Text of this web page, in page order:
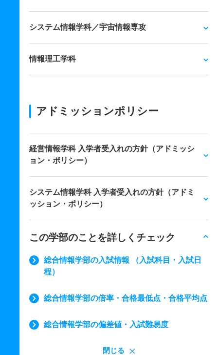
システム情報学科／宇宙情報専攻
情報理工学科
アドミッションポリシー
経営情報学科 入学者受入れの方針（アドミッシ
ョン・ポリシー）
システム情報学科 入学者受入れの方針（アドミ
ッション・ポリシー）
この学部のことを詳しくチェック
総合情報学部の入試情報 （入試科目・入試日
程）
総合情報学部の倍率・合格最低点・合格平均点
総合情報学部の偏差値・入試難易度
閉じる